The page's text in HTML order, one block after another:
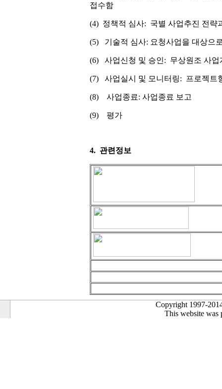
접수함
(4) 정책적 심사: 국별 사업추진 전략
(5) 기술적 심사: 요청사업을 대상으
(6) 사업신청 및 승인: 무상원조 사업
(7) 사업실시 및 모니터링: 프로젝트
(8) 사업종료: 사업종료 보고
(9) 평가
4. 관련정보
Copyright 1997-
This website